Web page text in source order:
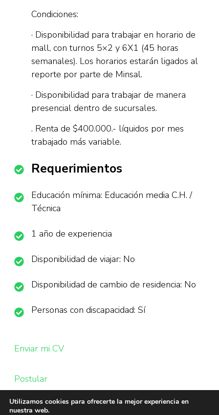
Condiciones:
· Disponibilidad para trabajar en horario de
mall, con turnos 5×2 y 6X1 (45 horas
semanales). Los horarios estarán ligados al
reporte por parte de Minsal.
· Disponibilidad para trabajar de manera
presencial dentro de sucursales.
. Renta de $400.000.- líquidos por mes
trabajado más variable.
Requerimientos
Educación mínima: Educación media C.H. /
Técnica
1 año de experiencia
Disponibilidad de viajar: No
Disponibilidad de cambio de residencia: No
Personas con discapacidad: Sí
Enviar mi CV
Postular
Utilizamos cookies para ofrecerte la mejor experiencia en
nuestra web.